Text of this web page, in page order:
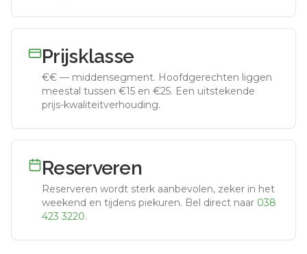
Prijsklasse
€€ — middensegment. Hoofdgerechten liggen
meestal tussen €15 en €25. Een uitstekende
prijs-kwaliteitverhouding.
Reserveren
Reserveren wordt sterk aanbevolen, zeker in het
weekend en tijdens piekuren. Bel direct naar 038
423 3220.